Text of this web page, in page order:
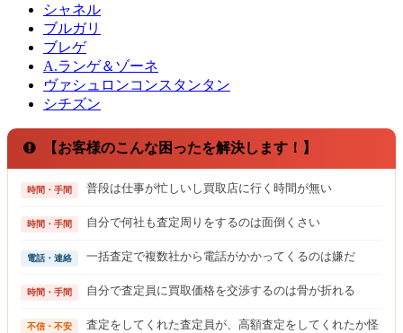
シャネル
ブルガリ
ブレゲ
A.ランゲ＆ゾーネ
ヴァシュロンコンスタンタン
シチズン
【お客様のこんな困ったを解決します！】
時間・手間 普段は仕事が忙しいし買取店に行く時間が無い
時間・手間 自分で何社も査定周りをするのは面倒くさい
電話・連絡 一括査定で複数社から電話がかかってくるのは嫌だ
時間・手間 自分で査定員に買取価格を交渉するのは骨が折れる
不信・不安
査定をしてくれた査定員が、高額査定をしてくれたか怪